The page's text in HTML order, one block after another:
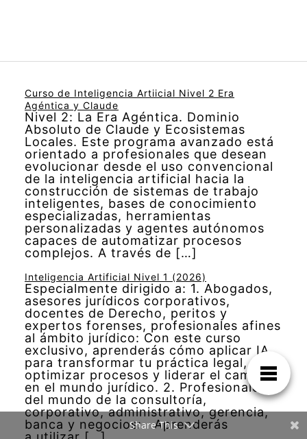
Curso de Inteligencia Artiicial Nivel 2 Era
Agéntica y Claude
Nivel 2: La Era Agéntica. Dominio
Absoluto de Claude y Ecosistemas
Locales. Este programa avanzado está
orientado a profesionales que desean
evolucionar desde el uso convencional
de la inteligencia artificial hacia la
construcción de sistemas de trabajo
inteligentes, bases de conocimiento
especializadas, herramientas
personalizadas y agentes autónomos
capaces de automatizar procesos
complejos. A través de […]
Inteligencia Artificial Nivel 1 (2026)
Especialmente dirigido a: 1. Abogados,
asesores jurídicos corporativos,
docentes de Derecho, peritos y
expertos forenses, profesionales afines
al ámbito jurídico: Con este curso
exclusivo, aprenderás cómo aplicar IA
para transformar tu práctica legal,
optimizar procesos y liderar el cambio
en el mundo jurídico. 2. Profesionales
del mundo de la consultoría,
corporativo, administrativo, gerencia,
banca y negocios: Aprenderás
Share This